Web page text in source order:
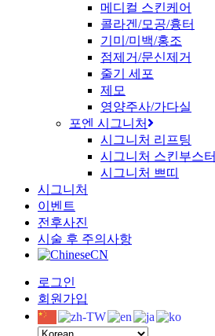
메디컬 스킨케어
콜라겐/모공/흉터
기미/미백/홍조
점제거/문신제거
줄기 세포
제모
영양주사/가다실
포엔 시그니처
시그니처 리프팅
시그니처 스킨부스터
시그니처 쁘띠
시그니처
이벤트
전후사진
시술 후 주의사항
CN
로그인
회원가입